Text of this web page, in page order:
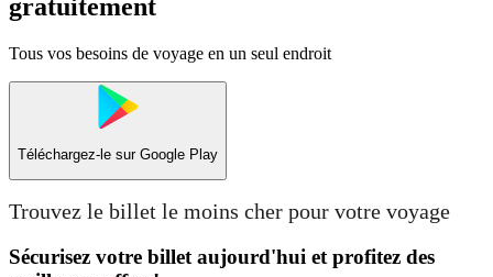
gratuitement
Tous vos besoins de voyage en un seul endroit
Téléchargez-le sur Google Play
Trouvez le billet le moins cher pour votre voyage
Sécurisez votre billet aujourd'hui et profitez des